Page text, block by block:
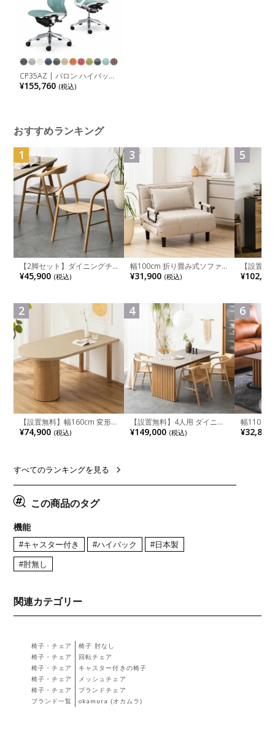
CP35AZ | バロン ハイバック
座メッシュ 肘なし ポリッシ
ュフレーム ホワイトボディ
¥155,760 (税込)
おすすめランキング
1
【2脚セット】ダイニングチ
ェア 木製 LUGA 肘付き チェ
ア 天然木 リビング椅子 板座
ュラル ブラウン 完成品
¥45,900 (税込)
2
【設置無料】幅160cm 変形
半円 ダイニングテーブル モ
ルタル風 LENAS コンクリー
リア風 グレージュ
¥74,900 (税込)
3
幅100cm 折り畳み式ソファ
ベッド コンパクト リクライ
ニング カウチスタイル 省ス
¥31,900 (税込)
4
【設置無料】4人用 ダイニン
グテーブルセット 5点 LUGA
セラミックテーブル おしゃれ
¥149,000 (税込)
5
【設置
チンカウ
板 引き出
れ ウッデ
ル グレー
6
幅110cm
木目調 リ
付き 長方
¥32,800
すべてのランキングを見る
この商品のタグ
機能
#キャスター付き #ハイバック #日本製
#肘無し
関連カテゴリー
椅子・チェア
椅子 肘なし
椅子・チェア
回転チェア
椅子・チェア
キャスター付きの椅子
椅子・チェア
メッシュチェア
椅子・チェア
ブランドチェア
ブランド一覧
okamura (オカムラ)